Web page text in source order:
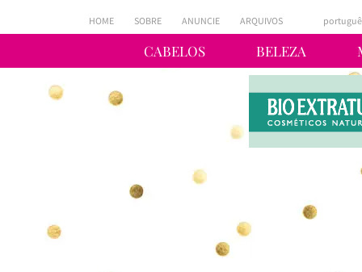
CABELOS BELEZA
HOME SOBRE ANUNCIE ARQUIVOS